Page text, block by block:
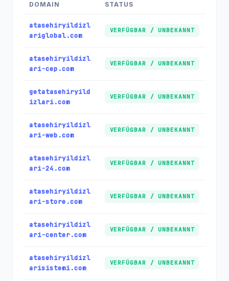
DOMAIN STATUS
atasehiryildizl
ariglobal.com
VERFÜGBAR / UNBEKANNT
atasehiryildizl
ari-cep.com
VERFÜGBAR / UNBEKANNT
getatasehiryild
izlari.com
VERFÜGBAR / UNBEKANNT
atasehiryildizl
ari-web.com
VERFÜGBAR / UNBEKANNT
atasehiryildizl
ari-24.com
VERFÜGBAR / UNBEKANNT
atasehiryildizl
ari-store.com
VERFÜGBAR / UNBEKANNT
atasehiryildizl
ari-center.com
VERFÜGBAR / UNBEKANNT
atasehiryildizl
arisistemi.com
VERFÜGBAR / UNBEKANNT